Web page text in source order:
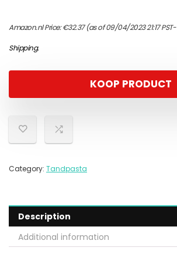
Amazon.nl Price:€32.37(as of 09/04/2023 21:17 PST-
Shipping.
KOOP PRODUCT
Category: Tandpasta
Description
Additional information